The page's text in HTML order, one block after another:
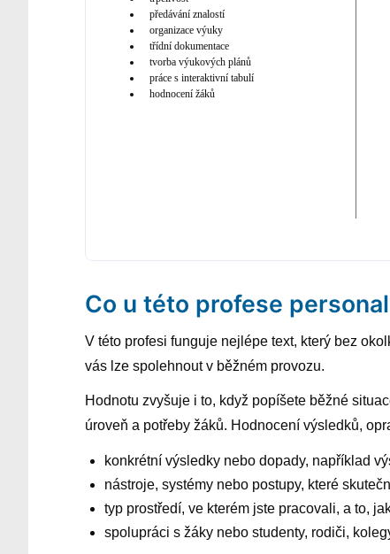
předávání znalostí
organizace výuky
třídní dokumentace
tvorba výukových plánů
práce s interaktivní tabulí
hodnocení žáků
Co u této profese
V této profesi funguje nejlépe text, který bez
vás lze spolehnout v běžném provozu.
Hodnotu zvyšuje i to, když popíšete běžné
úroveň a potřeby žáků. Hodnocení výsledků,
konkrétní výsledky nebo dopady, například
nástroje, systémy nebo postupy, které
typ prostředí, ve kterém jste pracovali, a to,
spolupráci s žáky nebo studenty, rodiči,